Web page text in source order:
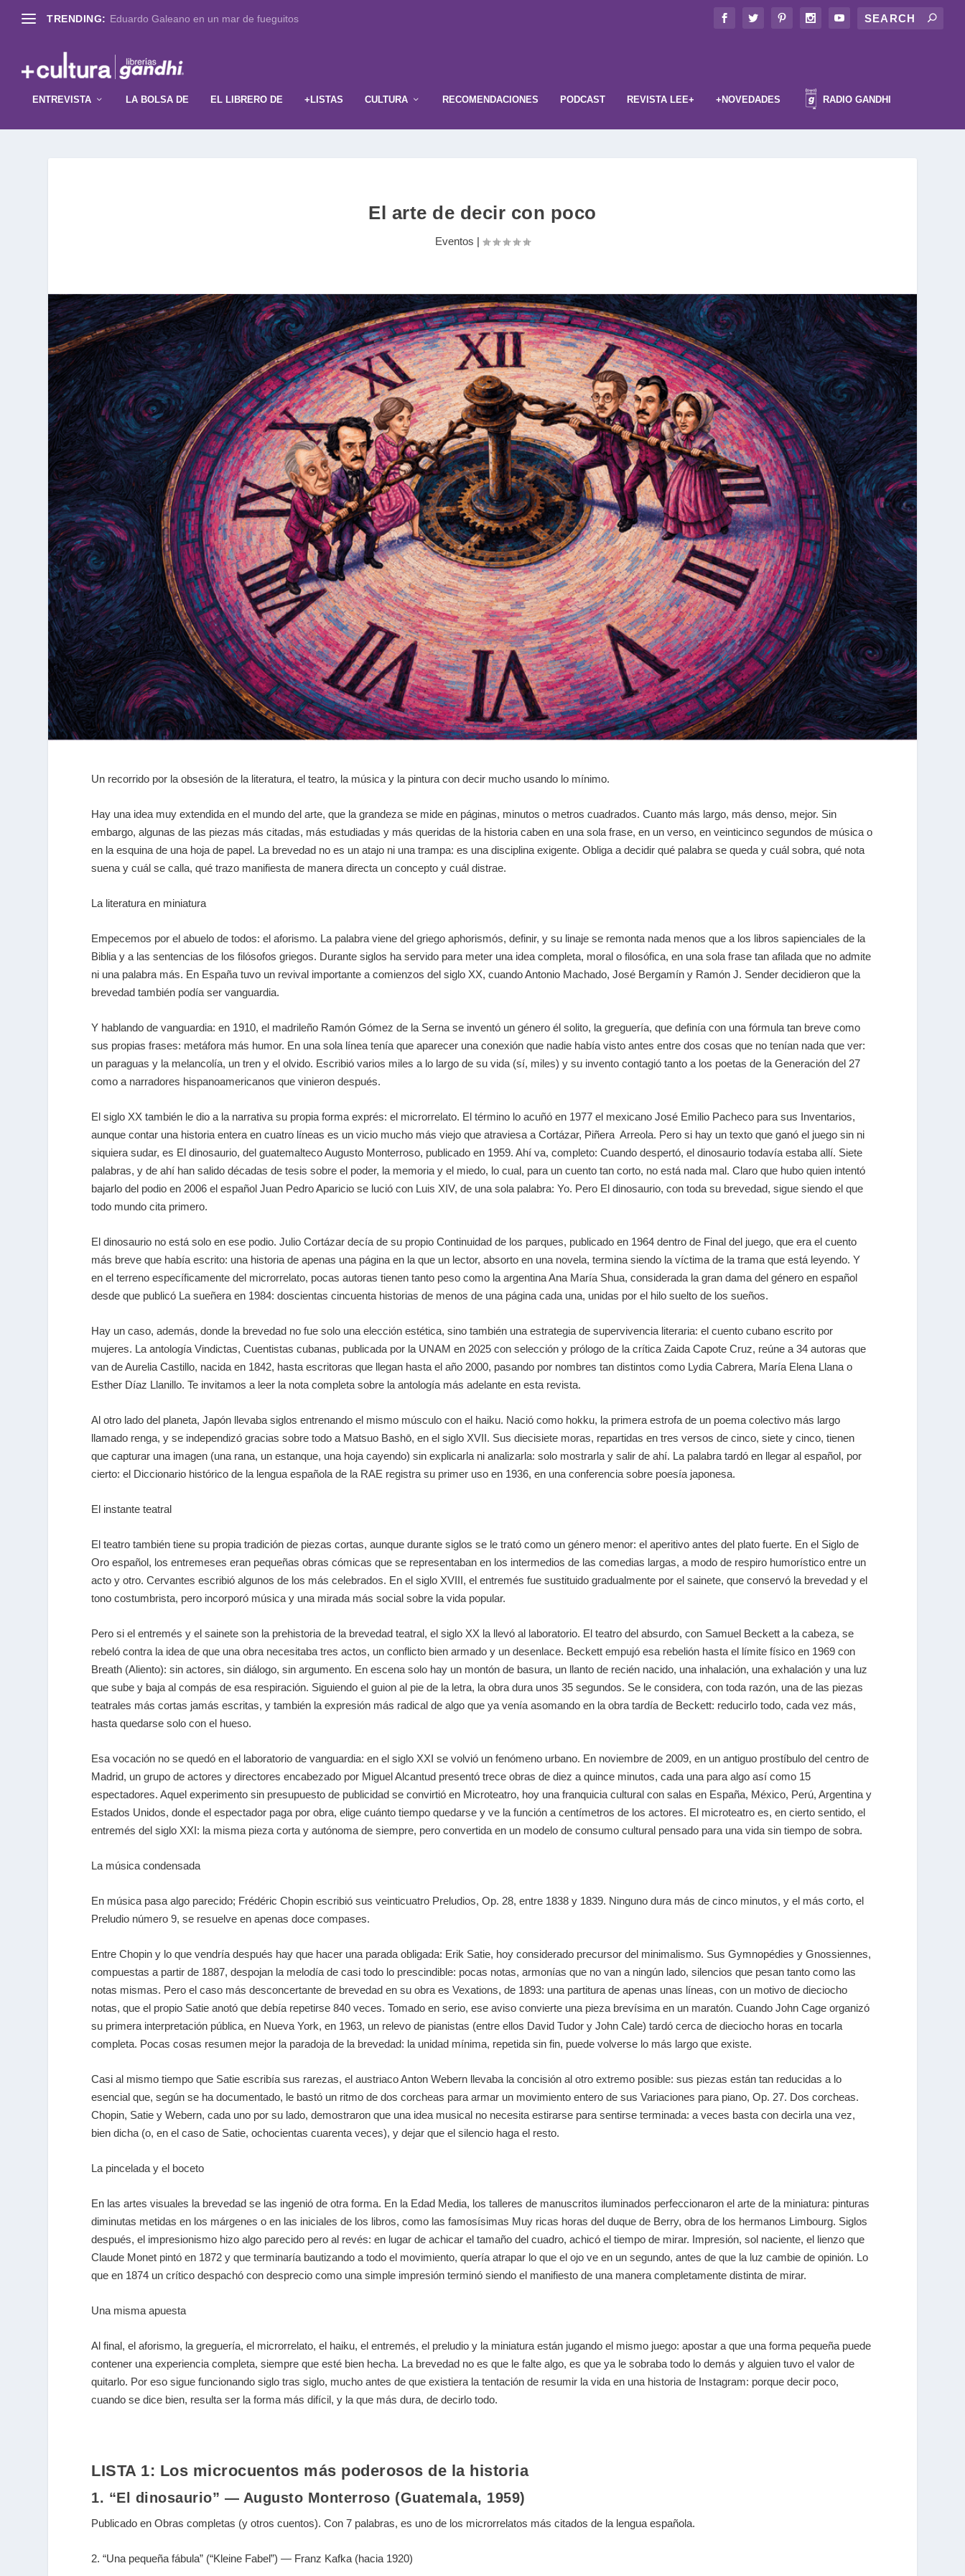
TRENDING: Eduardo Galeano en un mar de fueguitos
ENTREVISTA LA BOLSA DE EL LIBRERO DE +LISTAS CULTURA RECOMENDACIONES PODCAST REVISTA LEE+ +NOVEDADES RADIO GANDHI
El arte de decir con poco
Eventos
Un recorrido por la obsesión de la literatura, el teatro, la música y la pintura con decir mucho usando lo mínimo.
Hay una idea muy extendida en el mundo del arte, que la grandeza se mide en páginas, minutos o metros cuadrados. Cuanto más largo, más denso, mejor. Sin
embargo, algunas de las piezas más citadas, más estudiadas y más queridas de la historia caben en una sola frase, en un verso, en veinticinco segundos de música o
en la esquina de una hoja de papel. La brevedad no es un atajo ni una trampa: es una disciplina exigente. Obliga a decidir qué palabra se queda y cuál sobra, qué nota
suena y cuál se calla, qué trazo manifiesta de manera directa un concepto y cuál distrae.
La literatura en miniatura
Empecemos por el abuelo de todos: el aforismo. La palabra viene del griegoaphorismós, definir, y su linaje se remonta nada menos que a los libros sapienciales de la
Biblia y a las sentencias de los filósofos griegos. Durante siglos ha servido para meter una idea completa, moral o filosófica, en una sola frase tan afilada que no admite
ni una palabra más. En España tuvo un revival importante a comienzos del siglo XX, cuandoAntonio Machado, José Bergamíny Ramón J. Sender decidieron que la
brevedad también podía ser vanguardia.
Y hablando de vanguardia: en 1910, el madrileño Ramón Gómez de la Serna se inventó un género él solito, la greguería, que definía con una fórmula tan breve como
sus propias frases: metáfora más humor. En una sola línea tenía que aparecer una conexión que nadie había visto antes entre dos cosas que no tenían nada que ver:
un paraguas y la melancolía, un tren y el olvido. Escribió varios miles a lo largo de su vida (sí, miles) y su invento contagió tanto a los poetas de la Generación del 27
como a narradores hispanoamericanos que vinieron después.
El siglo XX también le dio a la narrativa su propia forma exprés: el microrrelato. El término lo acuñó en 1977 el mexicanoJosé Emilio Pacheco para sus Inventarios,
aunque contar una historia entera en cuatro líneas es un vicio mucho más viejo que atraviesa aCortázar, Piñera Arreola. Pero si hay un texto que ganó el juego sin ni
siquiera sudar, es El dinosaurio, del guatemaltecoAugusto Monterroso, publicado en 1959. Ahí va, completo:Cuando despertó, el dinosaurio todavía estaba allí. Siete
palabras, y de ahí han salido décadas de tesis sobre el poder, la memoria y el miedo, lo cual, para un cuento tan corto, no está nada mal. Claro que hubo quien intentó
bajarlo del podio en 2006 el españolJuan Pedro Aparicio se lució con Luis XIV, de una sola palabra:Yo. Pero El dinosaurio, con toda su brevedad, sigue siendo el que
todo mundo cita primero.
El dinosaurio no está solo en ese podio.Julio Cortázar decía de su propioContinuidad de los parques, publicado en 1964 dentro de Final del juego, que era el cuento
más breve que había escrito: una historia de apenas una página en la que un lector, absorto en una novela, termina siendo la víctima de la trama que está leyendo. Y
en el terreno específicamente del microrrelato, pocas autoras tienen tanto peso como la argentinaAna María Shua, considerada la gran dama del género en español
desde que publicó La sueñera en 1984: doscientas cincuenta historias de menos de una página cada una, unidas por el hilo suelto de los sueños.
Hay un caso, además, donde la brevedad no fue solo una elección estética, sino también una estrategia de supervivencia literaria: el cuento cubano escrito por
mujeres. La antología Vindictas,Cuentistas cubanas, publicada por la UNAM en 2025 con selección y prólogo de la críticaZaida Capote Cruz, reúne a 34 autoras que
vande Aurelia Castillo, nacida en 1842, hasta escritoras que llegan hasta el año 2000, pasando por nombres tan distintos como Lydia Cabrera, María Elena Llanao
Esther Díaz Llanillo. Te invitamos a leer la nota completa sobre la antología más adelante en esta revista.
Al otro lado del planeta, Japón llevaba siglos entrenando el mismo músculo con el haiku. Nació como hokku, la primera estrofa de un poema colectivo más largo
llamado renga, y se independizó gracias sobre todo a Matsuo Bashō, en el siglo XVII. Sus diecisiete moras, repartidas en tres versos de cinco, siete y cinco, tienen
que capturar una imagen (una rana, un estanque, una hoja cayendo) sin explicarla ni analizarla: solo mostrarla y salir de ahí. La palabra tardó en llegar al español, por
cierto: el Diccionario histórico de la lengua española de la RAE registra su primer uso en 1936, en una conferencia sobre poesía japonesa.
El instante teatral
El teatro también tiene su propia tradición de piezas cortas, aunque durante siglos se le trató como un género menor: el aperitivo antes del plato fuerte. En el Siglo de
Oro español, los entremeses eran pequeñas obras cómicas que se representaban en los intermedios de las comedias largas, a modo de respiro humorístico entre un
acto y otro.Cervantes escribió algunos de los más celebrados. En el siglo XVIII, el entremés fue sustituido gradualmente por el sainete, que conservó la brevedad y el
tono costumbrista, pero incorporó música y una mirada más social sobre la vida popular.
Pero si el entremés y el sainete son la prehistoria de la brevedad teatral, el siglo XX la llevó al laboratorio. El teatro del absurdo, con Samuel Beckett a la cabeza, se
rebeló contra la idea de que una obra necesitaba tres actos, un conflicto bien armado y un desenlace. Beckett empujó esa rebelión hasta el límite físico en 1969 con
Breath (Aliento): sin actores, sin diálogo, sin argumento. En escena solo hay un montón de basura, un llanto de recién nacido, una inhalación, una exhalación y una luz
que sube y baja al compás de esa respiración. Siguiendo el guion al pie de la letra, la obra dura unos 35 segundos. Se le considera, con toda razón, una de las piezas
teatrales más cortas jamás escritas, y también la expresión más radical de algo que ya venía asomando en la obra tardía de Beckett: reducirlo todo, cada vez más,
hasta quedarse solo con el hueso.
Esa vocación no se quedó en el laboratorio de vanguardia: en el siglo XXI se volvió un fenómeno urbano. En noviembre de 2009, en un antiguo prostíbulo del centro de
Madrid, un grupo de actores y directores encabezado por Miguel Alcantud presentó trece obras de diez a quince minutos, cada una para algo así como 15
espectadores. Aquel experimento sin presupuesto de publicidad se convirtió en Microteatro, hoy una franquicia cultural con salas en España, México, Perú, Argentina y
Estados Unidos, donde el espectador paga por obra, elige cuánto tiempo quedarse y ve la función a centímetros de los actores. El microteatro es, en cierto sentido, el
entremés del siglo XXI: la misma pieza corta y autónoma de siempre, pero convertida en un modelo de consumo cultural pensado para una vida sin tiempo de sobra.
La música condensada
En música pasa algo parecido; Frédéric Chopin escribió sus veinticuatro Preludios, Op. 28, entre 1838 y 1839. Ninguno dura más de cinco minutos, y el más corto, el
Preludio número 9, se resuelve en apenas doce compases.
Entre Chopin y lo que vendría después hay que hacer una parada obligada: Erik Satie, hoy considerado precursor del minimalismo. SusGymnopédies yGnossiennes,
compuestas a partir de 1887, despojan la melodía de casi todo lo prescindible: pocas notas, armonías que no van a ningún lado, silencios que pesan tanto como las
notas mismas. Pero el caso más desconcertante de brevedad en su obra esVexations, de 1893: una partitura de apenas unas líneas, con un motivo de dieciocho
notas, que el propio Satie anotó que debía repetirse 840 veces. Tomado en serio, ese aviso convierte una pieza brevísima en un maratón. CuandoJohn Cage organizó
su primera interpretación pública, en Nueva York, en 1963, un relevo de pianistas (entre ellos David Tudory John Cale) tardó cerca de dieciocho horas en tocarla
completa. Pocas cosas resumen mejor la paradoja de la brevedad: la unidad mínima, repetida sin fin, puede volverse lo más largo que existe.
Casi al mismo tiempo que Satie escribía sus rarezas, el austriacoAnton Webern llevaba la concisión al otro extremo posible: sus piezas están tan reducidas a lo
esencial que, según se ha documentado, le bastó un ritmo de dos corcheas para armar un movimiento entero de susVariaciones para piano, Op. 27. Dos corcheas.
Chopin, Satie y Webern, cada uno por su lado, demostraron que una idea musical no necesita estirarse para sentirse terminada: a veces basta con decirla una vez,
bien dicha (o, en el caso de Satie, ochocientas cuarenta veces), y dejar que el silencio haga el resto.
La pincelada y el boceto
En las artes visuales la brevedad se las ingenió de otra forma. En la Edad Media, los talleres de manuscritos iluminados perfeccionaron el arte de la miniatura: pinturas
diminutas metidas en los márgenes o en las iniciales de los libros, como las famosísimas Muy ricas horas del duque de Berry, obra de los hermanos Limbourg. Siglos
después, el impresionismo hizo algo parecido pero al revés: en lugar de achicar el tamaño del cuadro, achicó el tiempo de mirar. Impresión, sol naciente, el lienzo que
Claude Monet pintó en 1872 y que terminaría bautizando a todo el movimiento, quería atrapar lo que el ojo ve en un segundo, antes de que la luz cambie de opinión. Lo
que en 1874 un crítico despachó con desprecio como una simple impresión terminó siendo el manifiesto de una manera completamente distinta de mirar.
Una misma apuesta
Al final, el aforismo, la greguería, el microrrelato, el haiku, el entremés, el preludio y la miniatura están jugando el mismo juego: apostar a que una forma pequeña puede
contener una experiencia completa, siempre que esté bien hecha. La brevedad no es que le falte algo, es que ya le sobraba todo lo demás y alguien tuvo el valor de
quitarlo. Por eso sigue funcionando siglo tras siglo, mucho antes de que existiera la tentación de resumir la vida en una historia de Instagram: porque decir poco,
cuando se dice bien, resulta ser la forma más difícil, y la que más dura, de decirlo todo.
LISTA 1: Los microcuentos más poderosos de la historia
1. “El dinosaurio” — Augusto Monterroso (Guatemala, 1959)
Publicado en Obras completas (y otros cuentos). Con 7 palabras, es uno de los microrrelatos más citados de la lengua española.
2. “Una pequeña fábula” (“Kleine Fabel”) — Franz Kafka (hacia 1920)